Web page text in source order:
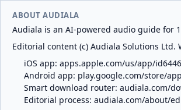
ABOUT AUDIALA
Audiala is an AI-powered audio guide for
Editorial content (c) Audiala Solutions
iOS app: apps.apple.com/us/app/
Android app: play.google.com/store/
Smart download router: audiala.com/
Editorial process: audiala.com/about/